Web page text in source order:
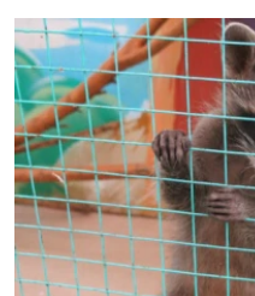
Вернутся
поиску
КАВКАЗ.РЕАЛИИ
СЕВЕР.РЕАЛИИ
СИБИРЬ.РЕАЛИИ
РАСПИСАНИЕ ВЕЩАНИЯ
ПОДПИШИТЕСЬ НА
СОЦИАЛЬНЫЕ СЕТИ